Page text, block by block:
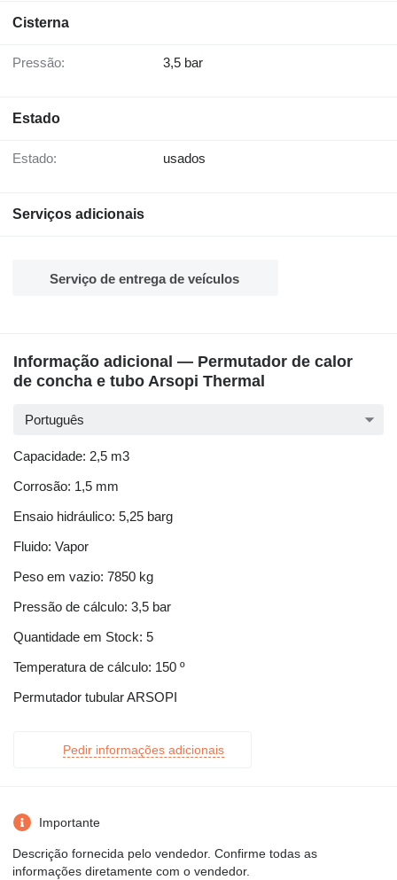
Cisterna
Pressão: 3,5 bar
Estado
Estado: usados
Serviços adicionais
Serviço de entrega de veículos
Informação adicional — Permutador de calor
de concha e tubo Arsopi Thermal
Português
Capacidade: 2,5 m3
Corrosão: 1,5 mm
Ensaio hidráulico: 5,25 barg
Fluido: Vapor
Peso em vazio: 7850 kg
Pressão de cálculo: 3,5 bar
Quantidade em Stock: 5
Temperatura de cálculo: 150 º
Permutador tubular ARSOPI
Pedir informações adicionais
Importante
Descrição fornecida pelo vendedor. Confirme todas as
informações diretamente com o vendedor.